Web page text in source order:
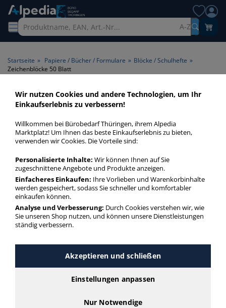
A-Z
Startseite » Papiere / Bücher / Formulare » Blöcke / Schulhefte »
Zeichenblöcke 50 Blatt
Zeichenblöcke 50 Blatt >
Blattanzahl 50 Blatt
Zeichenblöcke 50 Blatt in bester Qualität zum günstigen
Filter-Funktion.
Zeichenblöcke 50 Blatt
mehr Infos zur Kategorie
Zeichenblöcke
Wir nutzen Cookies und andere Technologien, um Ihr
Einkaufserlebnis zu verbessern!
Willkommen bei Bürobedarf Thüringen, ihrem Alpedia
Marktplatz! Um Ihnen das beste Einkaufserlebnis zu bieten,
verwenden wir Cookies. Die Vorteile sind:
Personalisierte Inhalte: Wir können Ihnen auf Sie
zugeschnittene Angebote und Produkte anzeigen.
Einfacheres Einkaufen: Ihre Vorlieben und Warenkorbinhalte
werden gespeichert, sodass Sie schneller und komfortabler
einkaufen können.
Analyse und Verbesserung: Durch Cookies verstehen wir, wie
Sie unseren Shop nutzen, und können unsere Dienstleistungen
ständig verbessern.
Akzeptieren und schließen
Einstellungen anpassen
Nur Notwendige